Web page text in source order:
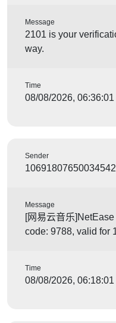
Message
2101 is your
way.
Time
08/08/2026, 06:36:01
Sender
Message
[网易云音乐
code: 9788, valid for
Time
08/08/2026, 06:18:01